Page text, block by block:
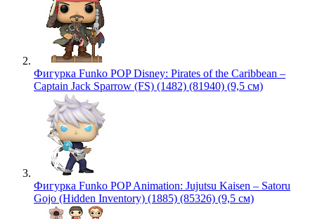
Фигурка Funko POP Disney: Pirates of the Caribbean –
Captain Jack Sparrow (FS) (1482) (81940) (9,5 см)
Фигурка Funko POP Animation: Jujutsu Kaisen – Satoru
Gojo (Hidden Inventory) (1885) (85326) (9,5 см)